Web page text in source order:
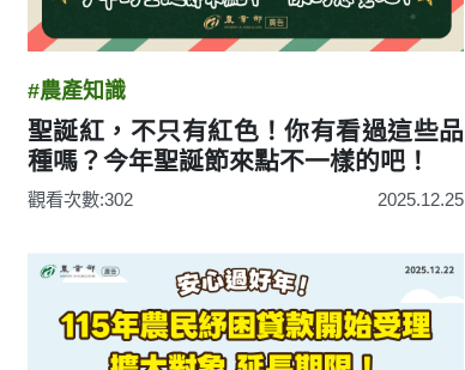
#農產知識
聖誕紅，不只有紅色！你有看過這些品
種嗎？今年聖誕節來點不一樣的吧！
觀看次數:302 2025.12.25